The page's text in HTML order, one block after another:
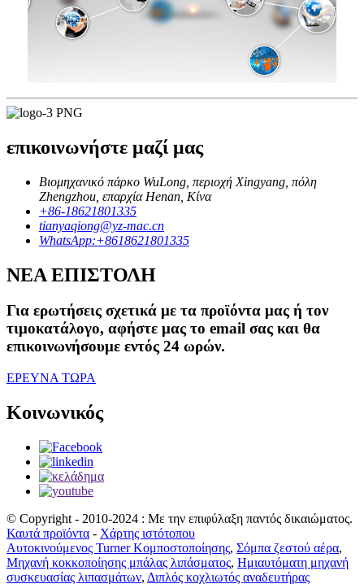
επικοινωνήστε μαζί μας
Βιομηχανικό πάρκο WuLong, περιοχή Xingyang, πόλη
Zhengzhou, επαρχία Henan, Κίνα
+86-18621801335
tianyaqiong@yz-mac.cn
WhatsApp:+8618621801335
ΝΕΑ ΕΠΙΣΤΟΛΗ
Για ερωτήσεις σχετικά με τα προϊόντα μας ή τον
τιμοκατάλογο, αφήστε μας το email σας και θα
επικοινωνήσουμε εντός 24 ωρών.
ΕΡΕΥΝΑ ΤΩΡΑ
Κοινωνικός
© Copyright - 2010-2024 : Με την επιφύλαξη παντός δικαιώματος.
Καυτά προϊόντα - Χάρτης ιστότοπου
Αυτοκινούμενος Turner Κομποστοποίησης, Σόμπα ζεστού αέρα,
Μηχανή κοκκοποίησης μπάλας λιπάσματος, Ημιαυτόματη μηχανή
συσκευασίας λιπασμάτων, Διπλός κοχλιωτός αναδευτήρας